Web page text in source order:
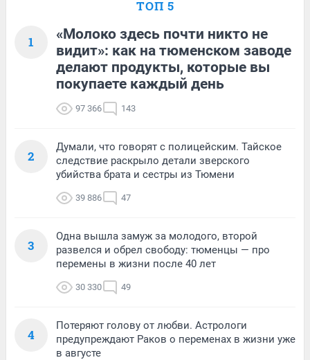
ТОП 5
1
«Молоко здесь почти никто не
видит»: как на тюменском заводе
делают продукты, которые вы
покупаете каждый день
97 366 143
2
Думали, что говорят с полицейским. Тайское
следствие раскрыло детали зверского
убийства брата и сестры из Тюмени
39 886 47
3
Одна вышла замуж за молодого, второй
развелся и обрел свободу: тюменцы — про
перемены в жизни после 40 лет
30 330 49
4
Потеряют голову от любви. Астрологи
предупреждают Раков о переменах в жизни уже
в августе